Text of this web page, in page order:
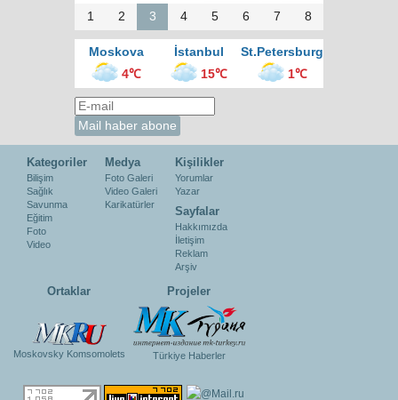
1 2 3 4 5 6 7 8
Moskova İstanbul
St.Petersburg
4℃
15℃ 1℃
Kategoriler
Bilişim
Sağlık
Savunma
Eğitim
Foto
Video
Medya
Foto Galeri
Video Galeri
Karikatürler
Kişilikler
Yorumlar
Yazar
Sayfalar
Hakkımızda
İletişim
Reklam
Arşiv
Ortaklar
Moskovsky Komsomolets
Projeler
Türkiye Haberler